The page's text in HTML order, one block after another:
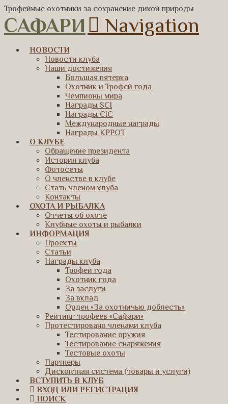
Трофейные охотники за сохранение дикой природы
САФАРИ Navigation
НОВОСТИ
Новости клуба
Наши достижения
Большая пятерка
Охотник и Трофей года
Чемпионы мира
Награды SCI
Награды CIC
Международные награды
Награды КРРОТ
О КЛУБЕ
Обращение президента
История клуба
Фотосеты
О членстве в клубе
Стать членом клуба
Контакты
ОХОТА И РЫБАЛКА
Отчеты об охоте
Клубные охоты и рыбалки
ИНФОРМАЦИЯ
Проекты
Статьи
Награды клуба
Трофей года
Охотник года
За заслуги
За вклад
Орден «За охотничью доблесть»
Рейтинг трофеев «Сафари»
Протестировано членами клуба
Тестирование оружия
Тестирование снаряжения
Тестовые охоты
Партнеры
Дисконтная система (товары и услуги)
ВСТУПИТЬ В КЛУБ
ВХОД ИЛИ РЕГИСТРАЦИЯ
ПОИСК